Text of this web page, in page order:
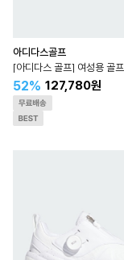
아디다스골프
52% 127,780원